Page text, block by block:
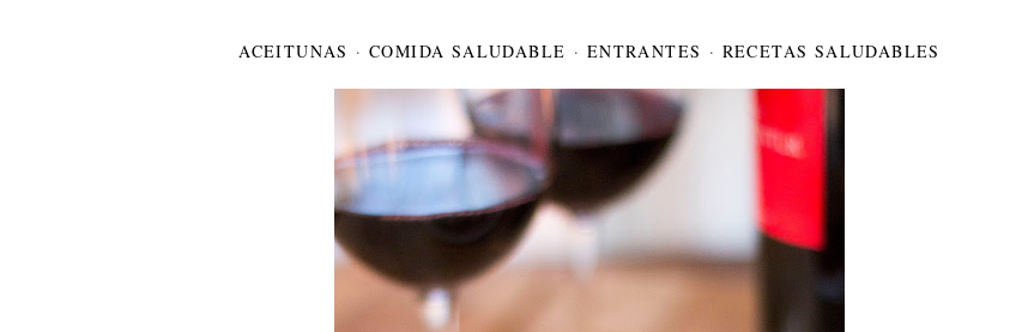
ACEITUNAS ·COMIDA SALUDABLE · ENTRANTES · RECETAS SALUDABLES